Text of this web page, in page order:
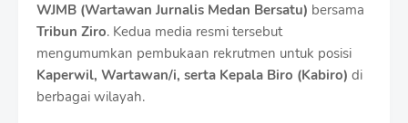
WJMB (Wartawan Jurnalis Medan Bersatu) bersama
Tribun Ziro. Kedua media resmi tersebut
mengumumkan pembukaan rekrutmen untuk posisi
Kaperwil, Wartawan/i, serta Kepala Biro (Kabiro) di
berbagai wilayah.